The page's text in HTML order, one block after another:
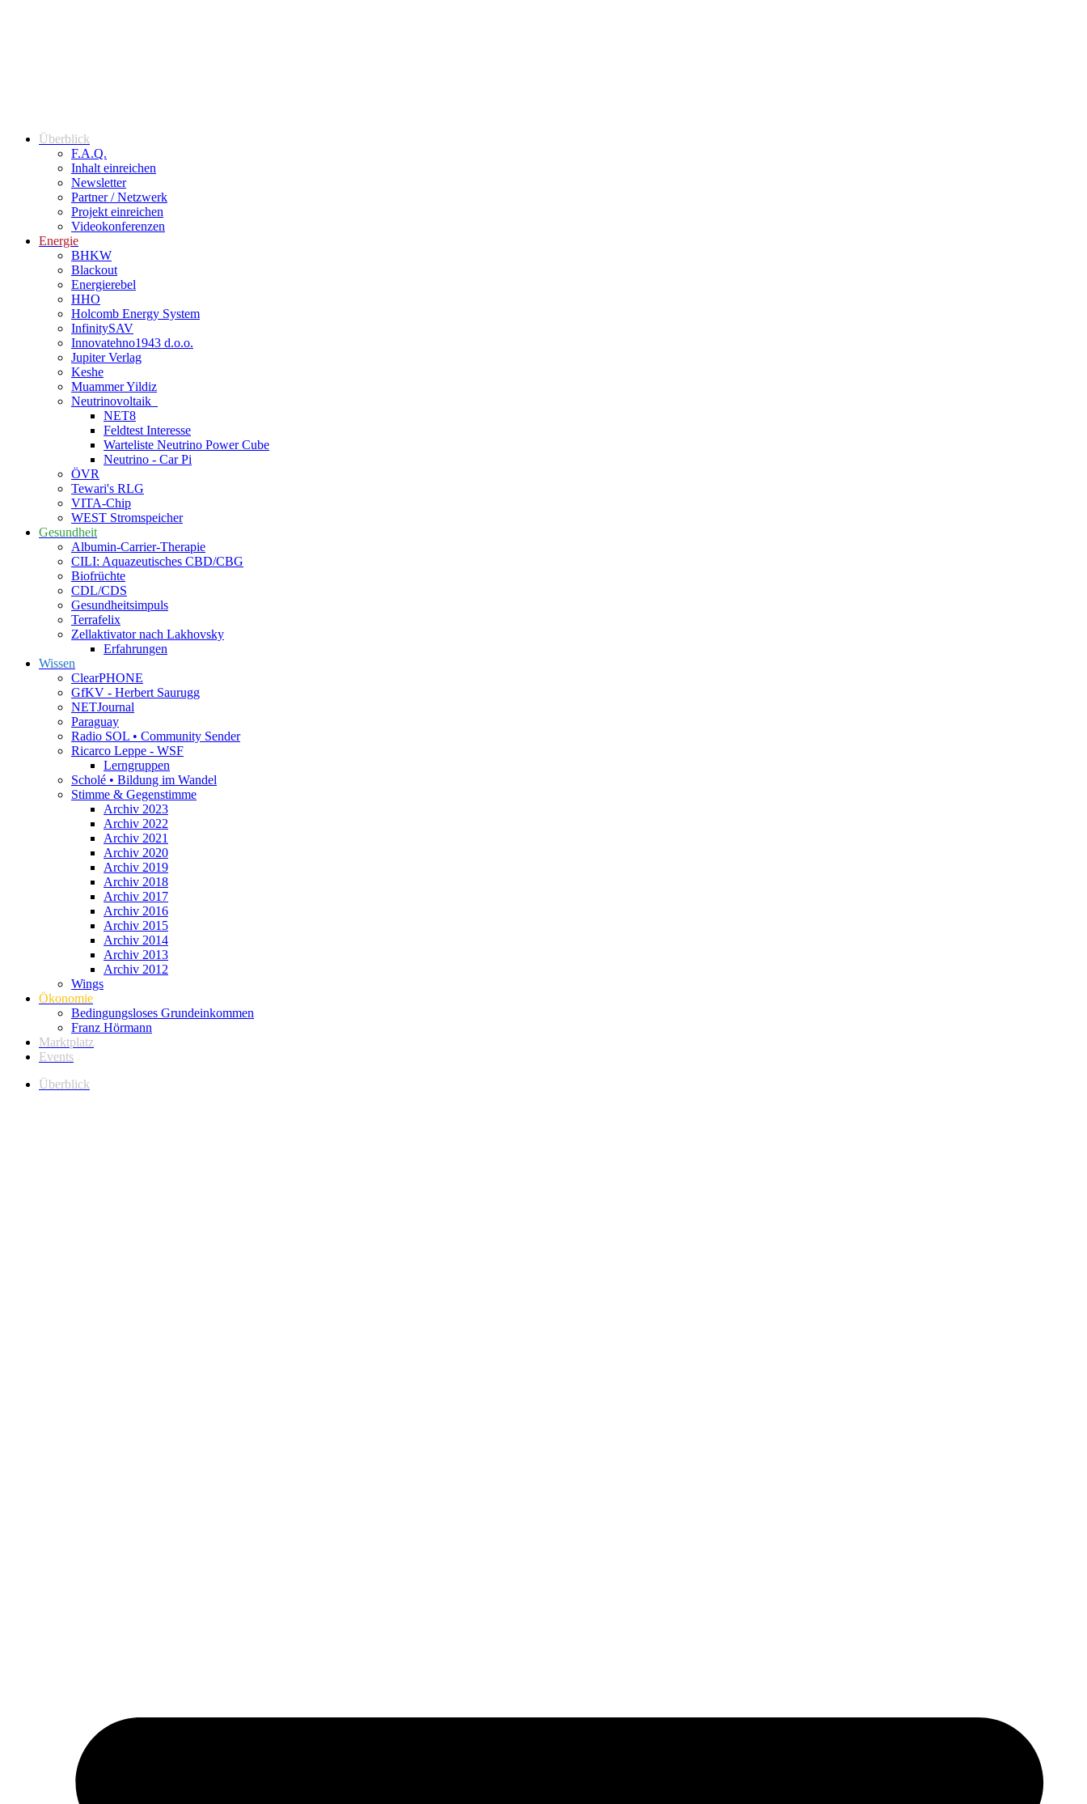
Überblick
F.A.Q.
Inhalt einreichen
Newsletter
Partner / Netzwerk
Projekt einreichen
Videokonferenzen
Energie
BHKW
Blackout
Energierebel
HHO
Holcomb Energy System
InfinitySAV
Innovatehno1943 d.o.o.
Jupiter Verlag
Keshe
Muammer Yildiz
Neutrinovoltaik
NET8
Feldtest Interesse
Warteliste Neutrino Power Cube
Neutrino - Car Pi
ÖVR
Tewari's RLG
VITA-Chip
WEST Stromspeicher
Gesundheit
Albumin-Carrier-Therapie
CILI: Aquazeutisches CBD/CBG
Biofrüchte
CDL/CDS
Gesundheitsimpuls
Terrafelix
Zellaktivator nach Lakhovsky
Erfahrungen
Wissen
ClearPHONE
GfKV - Herbert Saurugg
NETJournal
Paraguay
Radio SOL • Community Sender
Ricarco Leppe - WSF
Lerngruppen
Scholé • Bildung im Wandel
Stimme & Gegenstimme
Archiv 2023
Archiv 2022
Archiv 2021
Archiv 2020
Archiv 2019
Archiv 2018
Archiv 2017
Archiv 2016
Archiv 2015
Archiv 2014
Archiv 2013
Archiv 2012
Wings
Ökonomie
Bedingungsloses Grundeinkommen
Franz Hörmann
Marktplatz
Events
Überblick